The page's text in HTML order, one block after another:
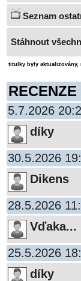
Seznam
Stáhnout
titulky byly aktualizovány,
5.7.2026
díky
30.5.2026
Dikens
28.5.2026
Vďaka...
25.5.2026
díky